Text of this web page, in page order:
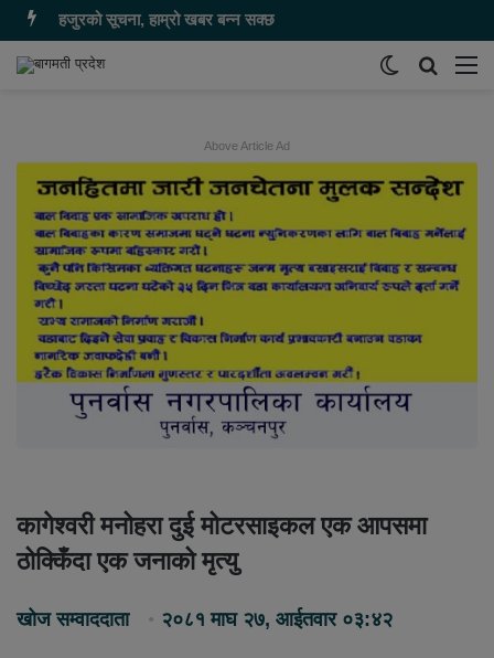
हजुरको सूचना, हाम्रो खबर बन्न सक्छ
समाचार
Switch
Above Article Ad
कागेश्वरी मनोहरा दुई मोटरसाइकल एक आपसमा
ठोक्किँदा एक जनाको मृत्यु
खोज सम्वाददाता २०८१ माघ २७, आईतवार ०३:४२